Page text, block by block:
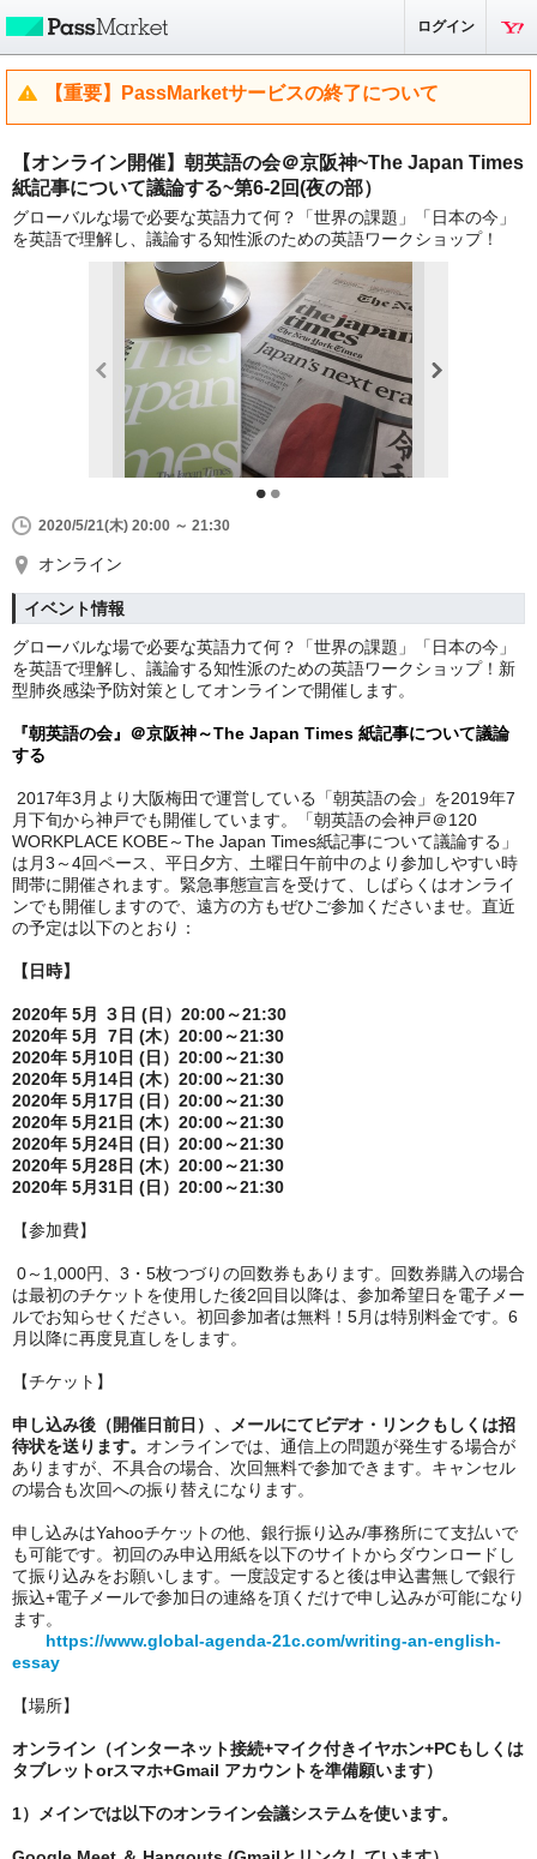
ログイン
【重要】PassMarketサービスの終了について
【オンライン開催】朝英語の会＠京阪神~The Japan Times
紙記事について議論する~第6-2回(夜の部）
グローバルな場で必要な英語力て何？「世界の課題」「日本の今」
を英語で理解し、議論する知性派のための英語ワークショップ！
2020/5/21(木) 20:00 ～ 21:30
オンライン
イベント情報
グローバルな場で必要な英語力て何？「世界の課題」「日本の今」
を英語で理解し、議論する知性派のための英語ワークショップ！新
型肺炎感染予防対策としてオンラインで開催します。
『朝英語の会』＠京阪神～The Japan Times 紙記事について議論
する
2017年3月より大阪梅田で運営している「朝英語の会」を2019年7
月下旬から神戸でも開催しています。「朝英語の会神戸＠120
WORKPLACE KOBE～The Japan Times紙記事について議論する」
は月3～4回ペース、平日夕方、土曜日午前中のより参加しやすい時
間帯に開催されます。緊急事態宣言を受けて、しばらくはオンライ
ンでも開催しますので、遠方の方もぜひご参加くださいませ。直近
の予定は以下のとおり：
【日時】
2020年 5月 ３日 (日）20:00～21:30
2020年 5月 7日 (木）20:00～21:30
2020年 5月10日 (日）20:00～21:30
2020年 5月14日 (木）20:00～21:30
2020年 5月17日 (日）20:00～21:30
2020年 5月21日 (木）20:00～21:30
2020年 5月24日 (日）20:00～21:30
2020年 5月28日 (木）20:00～21:30
2020年 5月31日 (日）20:00～21:30
【参加費】
0～1,000円、3・5枚つづりの回数券もあります。回数券購入の場合
は最初のチケットを使用した後2回目以降は、参加希望日を電子メー
ルでお知らせください。初回参加者は無料！5月は特別料金です。6
月以降に再度見直しをします。
【チケット】
申し込み後（開催日前日）、メールにてビデオ・リンクもしくは招
待状を送ります。 オンラインでは、通信上の問題が発生する場合が
ありますが、不具合の場合、次回無料で参加できます。キャンセル
の場合も次回への振り替えになります。
申し込みはYahooチケットの他、銀行振り込み/事務所にて支払いで
も可能です。初回のみ申込用紙を以下のサイトからダウンロードし
て振り込みをお願いします。一度設定すると後は申込書無しで銀行
振込+電子メールで参加日の連絡を頂くだけで申し込みが可能になり
ます。
https://www.global-agenda-21c.com/writing-an-english-
essay
【場所】
オンライン（インターネット接続+マイク付きイヤホン+PCもしくは
タブレットorスマホ+Gmail アカウントを準備願います）
1）メインでは以下のオンライン会議システムを使います。